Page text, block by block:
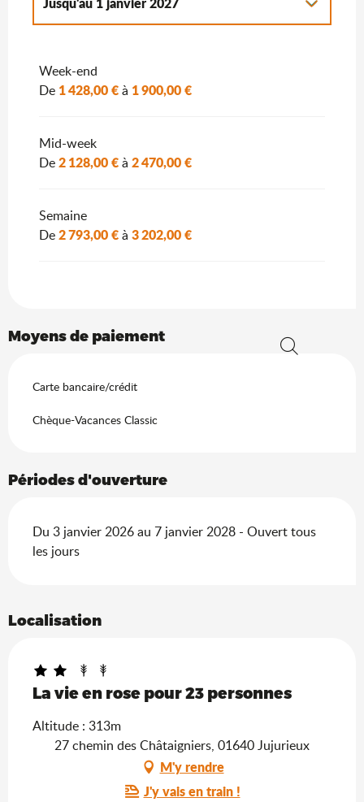
Week-end
De 1 428,00 €à 1 900,00 €
Mid-week
De2 128,00 €à 2 470,00 €
Semaine
De2 793,00 €à 3 202,00 €
Moyens de paiement
Carte bancaire/crédit
Chèque-Vacances Classic
Périodes d'ouverture
Du 3 janvier 2026 au 7 janvier 2028 - Ouvert tous
les jours
Localisation
La vie en rose pour 23 personnes
Altitude : 313m
27 chemin des Châtaigniers, 01640 Jujurieux
M'y rendre
J'y vais en train !